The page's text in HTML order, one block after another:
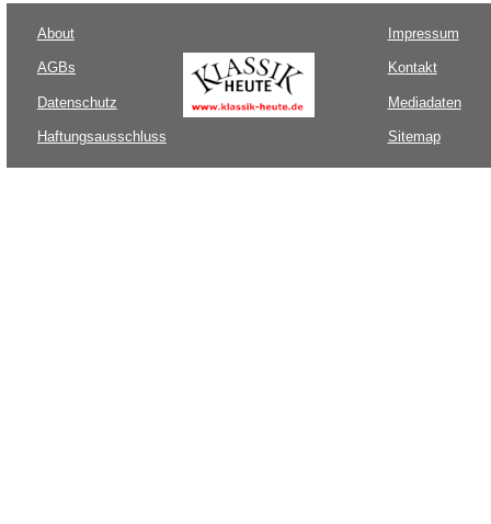
About
AGBs
Datenschutz
Haftungsausschluss
Impressum
Kontakt
Mediadaten
Sitemap